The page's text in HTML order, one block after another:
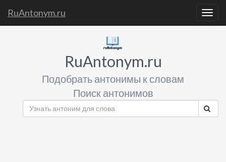
RuAntonym.ru
RuAntonym.ru
Подобрать антонимы к словам
Поиск антонимов